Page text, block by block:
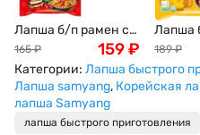
Лапша б/п рамен со
вкусом острой
курицы рагу
Бульдак (Buldak
Samyang), 145г
Самянг, Корея
165 ₽ 159₽
Лапша
189 ₽
Категории: Лапша быстрого
Лапша samyang, Корейская
лапша Samyang
лапша быстрого приготовления